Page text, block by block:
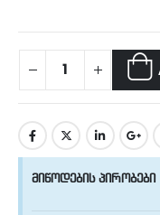
მიწოდების პირობები